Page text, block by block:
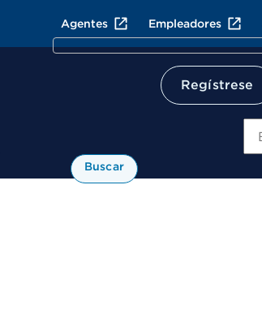
Agentes Empleadores
Regístrese
Buscar